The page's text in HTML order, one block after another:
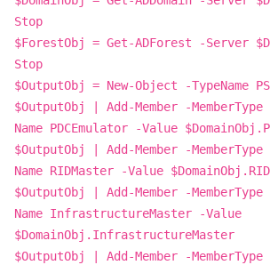
Stop
$ForestObj = Get-ADForest -Server
Stop
$OutputObj = New-Object -TypeName
$OutputObj | Add-Member -
Name PDCEmulator -Value
$OutputObj | Add-Member -
Name RIDMaster -Value
$OutputObj | Add-Member -
Name InfrastructureMaster -Value
$DomainObj.InfrastructureMaster
$OutputObj | Add-Member -